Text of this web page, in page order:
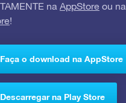
na AppStore ou na
!
Faça o download na AppStore
Descarregar na Play Store